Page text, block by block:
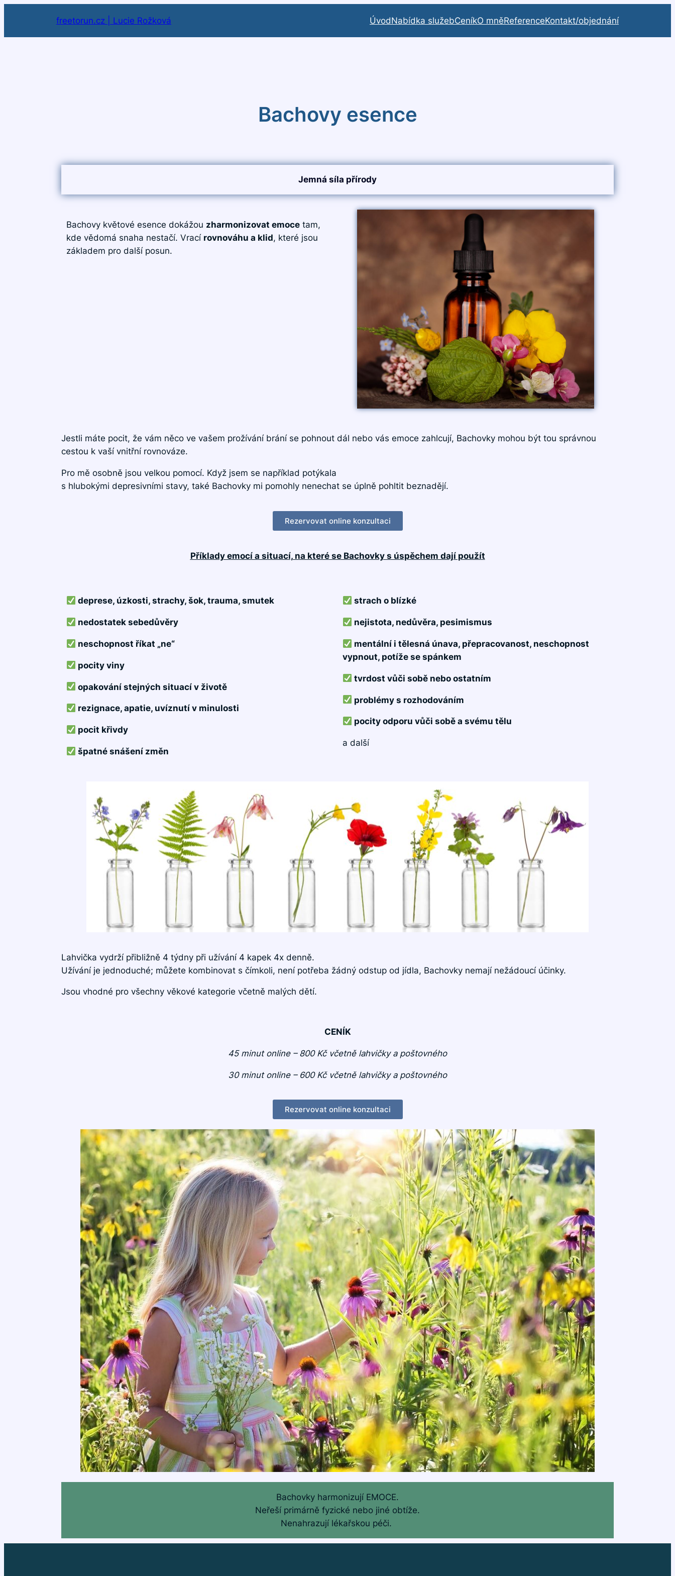
freetorun.cz | Lucie Rožková ÚvodNabídka služebCeníkO mněReferenceKontakt/objednání
Bachovy esence
Jemná síla přírody
Bachovy květové esence dokážou zharmonizovat emoce tam,
kde vědomá snaha nestačí. Vrací rovnováhu a klid, které jsou
základem pro další posun.
Jestli máte pocit, že vám něco ve vašem prožívání brání se pohnout dál nebo vás emoce zahlcují, Bachovky mohou být tou správnou
cestou k vaší vnitřní rovnováze.
Pro mě osobně jsou velkou pomocí. Když jsem se například potýkala
s hlubokými depresivními stavy, také Bachovky mi pomohly nenechat se úplně pohltit beznadějí.
Rezervovat online konzultaci
Příklady emocí a situací, na které se Bachovky s úspěchem dají použít
deprese, úzkosti, strachy, šok, trauma, smutek
nedostatek sebedůvěry
neschopnost říkat „ne“
pocity viny
opakování stejných situací v životě
rezignace, apatie, uvíznutí v minulosti
pocit křivdy
špatné snášení změn
strach o blízké
nejistota, nedůvěra, pesimismus
mentální i tělesná únava, přepracovanost, neschopnost
vypnout, potíže se spánkem
tvrdost vůči sobě nebo ostatním
problémy s rozhodováním
pocity odporu vůči sobě a svému tělu
a další
Lahvička vydrží přibližně 4 týdny při užívání 4 kapek 4x denně.
Užívání je jednoduché; můžete kombinovat s čímkoli, není potřeba žádný odstup od jídla, Bachovky nemají nežádoucí účinky.
Jsou vhodné pro všechny věkové kategorie včetně malých dětí.
CENÍK
45 minut online – 800 Kč včetně lahvičky a poštovného
30 minut online – 600 Kč včetně lahvičky a poštovného
Rezervovat online konzultaci
Bachovky harmonizují EMOCE.
Neřeší primárně fyzické nebo jiné obtíže.
Nenahrazují lékařskou péči.